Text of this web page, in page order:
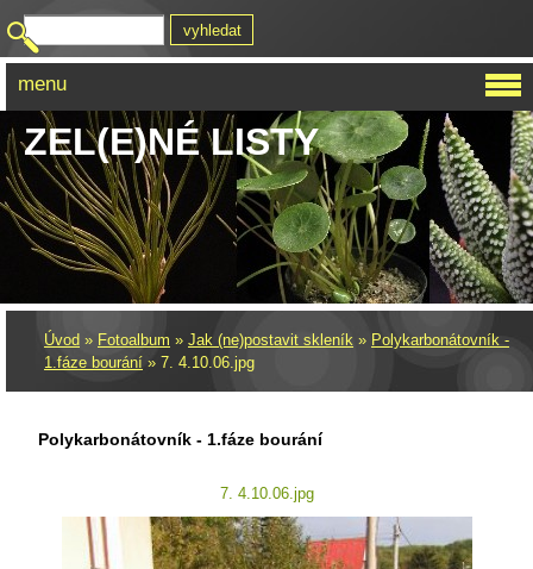
ZEL(E)NÉ LISTY
Úvod » Fotoalbum » Jak (ne)postavit skleník » Polykarbonátovník -
1.fáze bourání » 7. 4.10.06.jpg
Polykarbonátovník - 1.fáze bourání
7. 4.10.06.jpg
menu